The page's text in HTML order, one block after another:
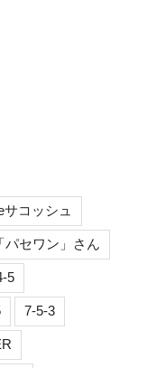
サコッシュ
パセワン」さん
5
7-5-3